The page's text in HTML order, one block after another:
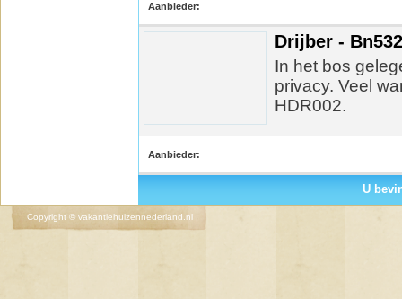
Aanbieder:
Drijber -
In het bos
privacy. Veel
HDR002.
Aanbieder:
U
Copyright © vakantiehuizennederland.nl